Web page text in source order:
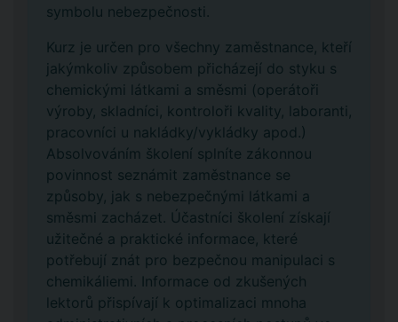
symbolu nebezpečnosti.
Kurz je určen pro všechny zaměstnance, kteří
jakýmkoliv způsobem přicházejí do styku s
chemickými látkami a směsmi (operátoři
výroby, skladníci, kontroloři kvality, laboranti,
pracovníci u nakládky/vykládky apod.)
Absolvováním školení splníte zákonnou
povinnost seznámit zaměstnance se
způsoby, jak s nebezpečnými látkami a
směsmi zacházet. Účastníci školení získají
užitečné a praktické informace, které
potřebují znát pro bezpečnou manipulaci s
chemikáliemi. Informace od zkušených
lektorů přispívají k optimalizaci mnoha